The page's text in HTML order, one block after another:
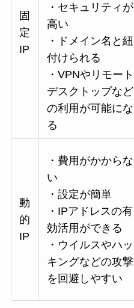
固
定
IP
・セキュリティが
高い
・ドメイン名と紐
付けられる
・VPNやリモート
デスクトップなど
の利用が可能にな
る
動
的
IP
・費用がかからな
い
・設定が簡単
・IPアドレスの有
効活用ができる
・ウイルスやハッ
キングなどの攻撃
を回避しやすい